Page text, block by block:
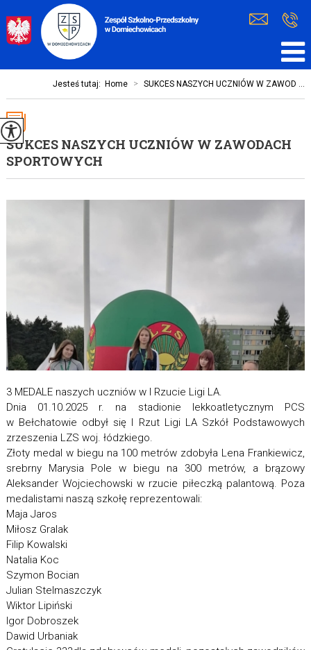
Jesteś tutaj: Home > SUKCES NASZYCH UCZNIÓW W ZAWOD ...
SUKCES NASZYCH UCZNIÓW W ZAWODACH
SPORTOWYCH
3 MEDALE naszych uczniów w I Rzucie Ligi LA.
Dnia 01.10.2025 r. na stadionie lekkoatletycznym PCS
w Bełchatowie odbył się I Rzut Ligi LA Szkół Podstawowych
zrzeszenia LZS woj. łódzkiego.
Złoty medal w biegu na 100 metrów zdobyła Lena Frankiewicz,
srebrny Marysia Pole w biegu na 300 metrów, a brązowy
Aleksander Wojciechowski w rzucie piłeczką palantową. Poza
medalistami naszą szkołę reprezentowali:
Maja Jaros
Miłosz Gralak
Filip Kowalski
Natalia Koc
Szymon Bocian
Julian Stelmaszczyk
Wiktor Lipiński
Igor Dobroszek
Dawid Urbaniak